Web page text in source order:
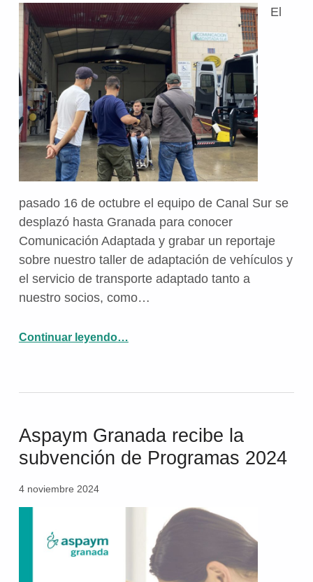
El
pasado 16 de octubre el equipo de Canal Sur se
desplazó hasta Granada para conocer
Comunicación Adaptada y grabar un reportaje
sobre nuestro taller de adaptación de vehículos y
el servicio de transporte adaptado tanto a
nuestro socios, como…
Continuar leyendo“Comunicación Adaptada, protagonista del reportaje ‘Coches adaptados para personas con movilidad reducida’ de Canal Sur”
…
Aspaym Granada recibe la
subvención de Programas 2024
4 noviembre 2024